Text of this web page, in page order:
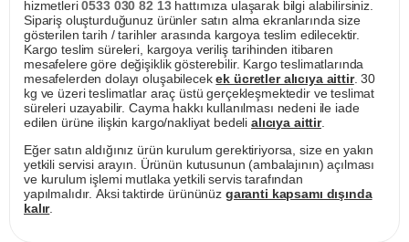
hizmetleri0533 030 82 13hattımıza ulaşarak bilgi alabilirsiniz.
Sipariş oluşturduğunuz ürünler satın alma ekranlarında size
gösterilen tarih / tarihler arasında kargoya teslim edilecektir.
Kargo teslim süreleri, kargoya veriliş tarihinden itibaren
mesafelere göre değişiklik gösterebilir. Kargo teslimatlarında
mesafelerden dolayı oluşabilecekek ücretler alıcıya aittir. 30
kg ve üzeri teslimatlar araç üstü gerçekleşmektedir ve teslimat
süreleri uzayabilir. Cayma hakkı kullanılması nedeni ile iade
edilen ürüne ilişkin kargo/nakliyat bedeli alıcıya aittir.
Eğer satın aldığınız ürün kurulum gerektiriyorsa, size en yakın
yetkili servisi arayın. Ürünün kutusunun (ambalajının) açılması
ve kurulum işlemi mutlaka yetkili servis tarafından
yapılmalıdır. Aksi taktirde ürününüz garanti kapsamı dışında
kalır.